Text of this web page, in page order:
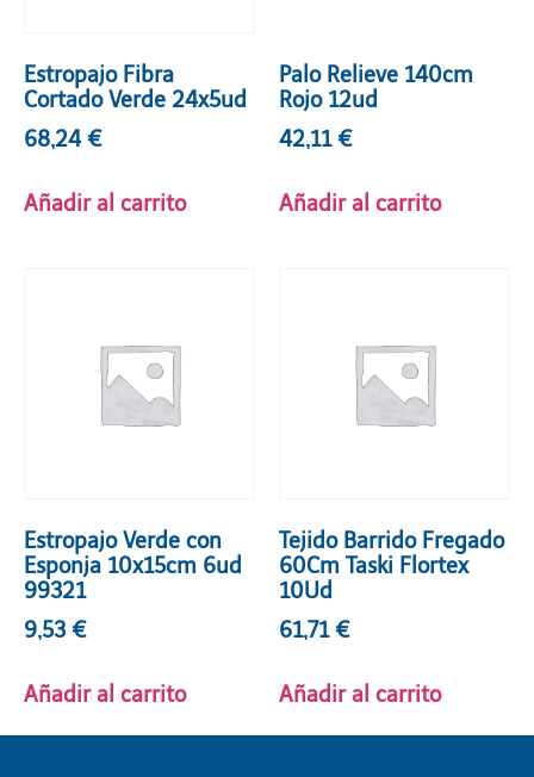
Estropajo Fibra
Cortado Verde 24x5ud
68,24€
Añadir al carrito
Palo Relieve 140cm
Rojo 12ud
42,11€
Añadir al carrito
Estropajo Verde con
Esponja 10x15cm 6ud
99321
9,53 €
Añadir al carrito
Tejido Barrido Fregado
60Cm Taski Flortex
10Ud
61,71€
Añadir al carrito